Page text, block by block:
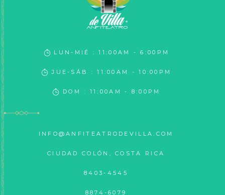
LUN-MIÉ : 11:00AM - 6:00PM
JUE-SÁB : 11:00AM - 10:00PM
DOM : 11:00AM - 8:00PM
INFO@ANFITEATRODEVILLA.COM
CIUDAD COLÓN, COSTA RICA
8403-4545
8874-6079